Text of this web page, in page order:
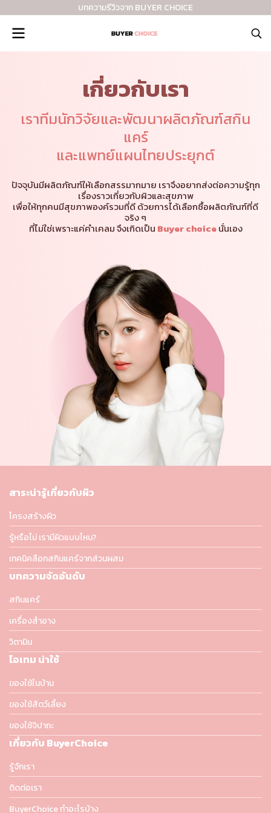
บทความรีวิวจาก BUYER CHOICE
เกี่ยวกับเรา
เราทีมนักวิจัยและพัฒนา ผลิตภัณฑ์สกิน
แคร์
และแพทย์แผนไทยประยุกต์
ปัจจุบันมีผลิตภัณฑ์ให้เลือกสรรมากมาย เราจึงอยากส่งต่อความรู้ทุก
เรื่องราวเกี่ยวกับผิวและสุขภาพ
เพื่อให้ทุกคนมีสุขภาพองค์รวมที่ดี ด้วยการได้เลือกซื้อผลิตภัณฑ์ที่ดี
จริง ๆ
ที่ไม่ใช่เพราะแค่คำเคลม จึงเกิดเป็น Buyer choiceนั่นเอง
สาระน่ารู้เกี่ยวกับผิว
โครงสร้างผิว
รู้หรือไม่ เรามีผิวแบบไหน?
เทคนิคลือกสกินแคร์จากส่วนผสม
บทความจัดอันดับ
สกินแคร์
เครื่องสำอาง
วิตามิน
ไอเทม น่าใช้
ของใช้ในบ้าน
ของใช้สัตว์เลี้ยง
ของใช้จิปาถะ
เกี่ยวกับ BuyerChoice
รู้จักเรา
ติดต่อเรา
BuyerChoice ทำอะไรบ้าง